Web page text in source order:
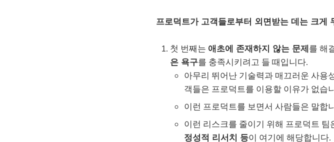
프로덕트가 고객들로부터 외면받는 데는 크게
첫 번째는 애초에 존재하지 않는 문제를 해
은 욕구를 충족시키려고 들 때입니다.
아무리 뛰어난 기술력과 매끄러운 사용
객들은 프로덕트를 이용할 이유가 없습
이런 프로덕트를 보면서 사람들은 말합
이런 리스크를 줄이기 위해 프로덕트 팀
정성적 리서치 등이 여기에 해당합니다.